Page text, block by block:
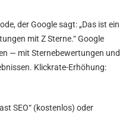
der Google sagt: „Das ist ein
mit Z Sterne.“ Google
— mit Sternebewertungen und
Klickrate-Erhöhung:
SEO“ (kostenlos) oder